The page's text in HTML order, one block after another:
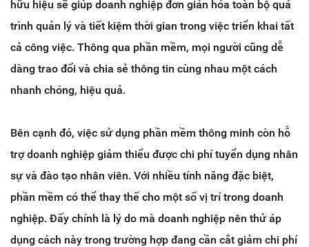
hữu hiệu sẽ giúp doanh nghiệp đơn giản hóa toàn bộ quá
trình quản lý và tiết kiệm thời gian trong việc triển khai tất
cả công việc. Thông qua phần mềm, mọi người cũng dễ
dàng trao đổi và chia sẻ thông tin cùng nhau một cách
nhanh chóng, hiệu quả.
Bên cạnh đó, việc sử dụng phần mềm thông minh còn hỗ
trợ doanh nghiệp giảm thiểu được chi phí tuyển dụng nhân
sự và đào tạo nhân viên. Với nhiều tính năng đặc biệt,
phần mềm có thể thay thế cho một số vị trí trong doanh
nghiệp. Đấy chính là lý do mà doanh nghiệp nên thử áp
dụng cách này trong trường hợp đang cần cắt giảm chi phí